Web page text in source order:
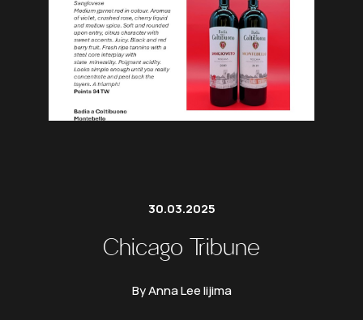
30.03.2025
Chicago Tribune
By Anna Lee Iijima